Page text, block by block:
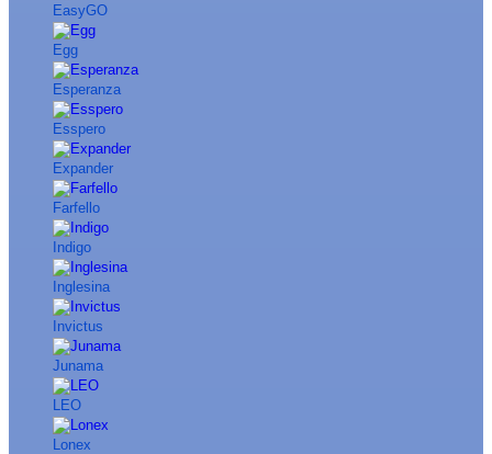
EasyGO
Egg
Esperanza
Esspero
Expander
Farfello
Indigo
Inglesina
Invictus
Junama
LEO
Lonex